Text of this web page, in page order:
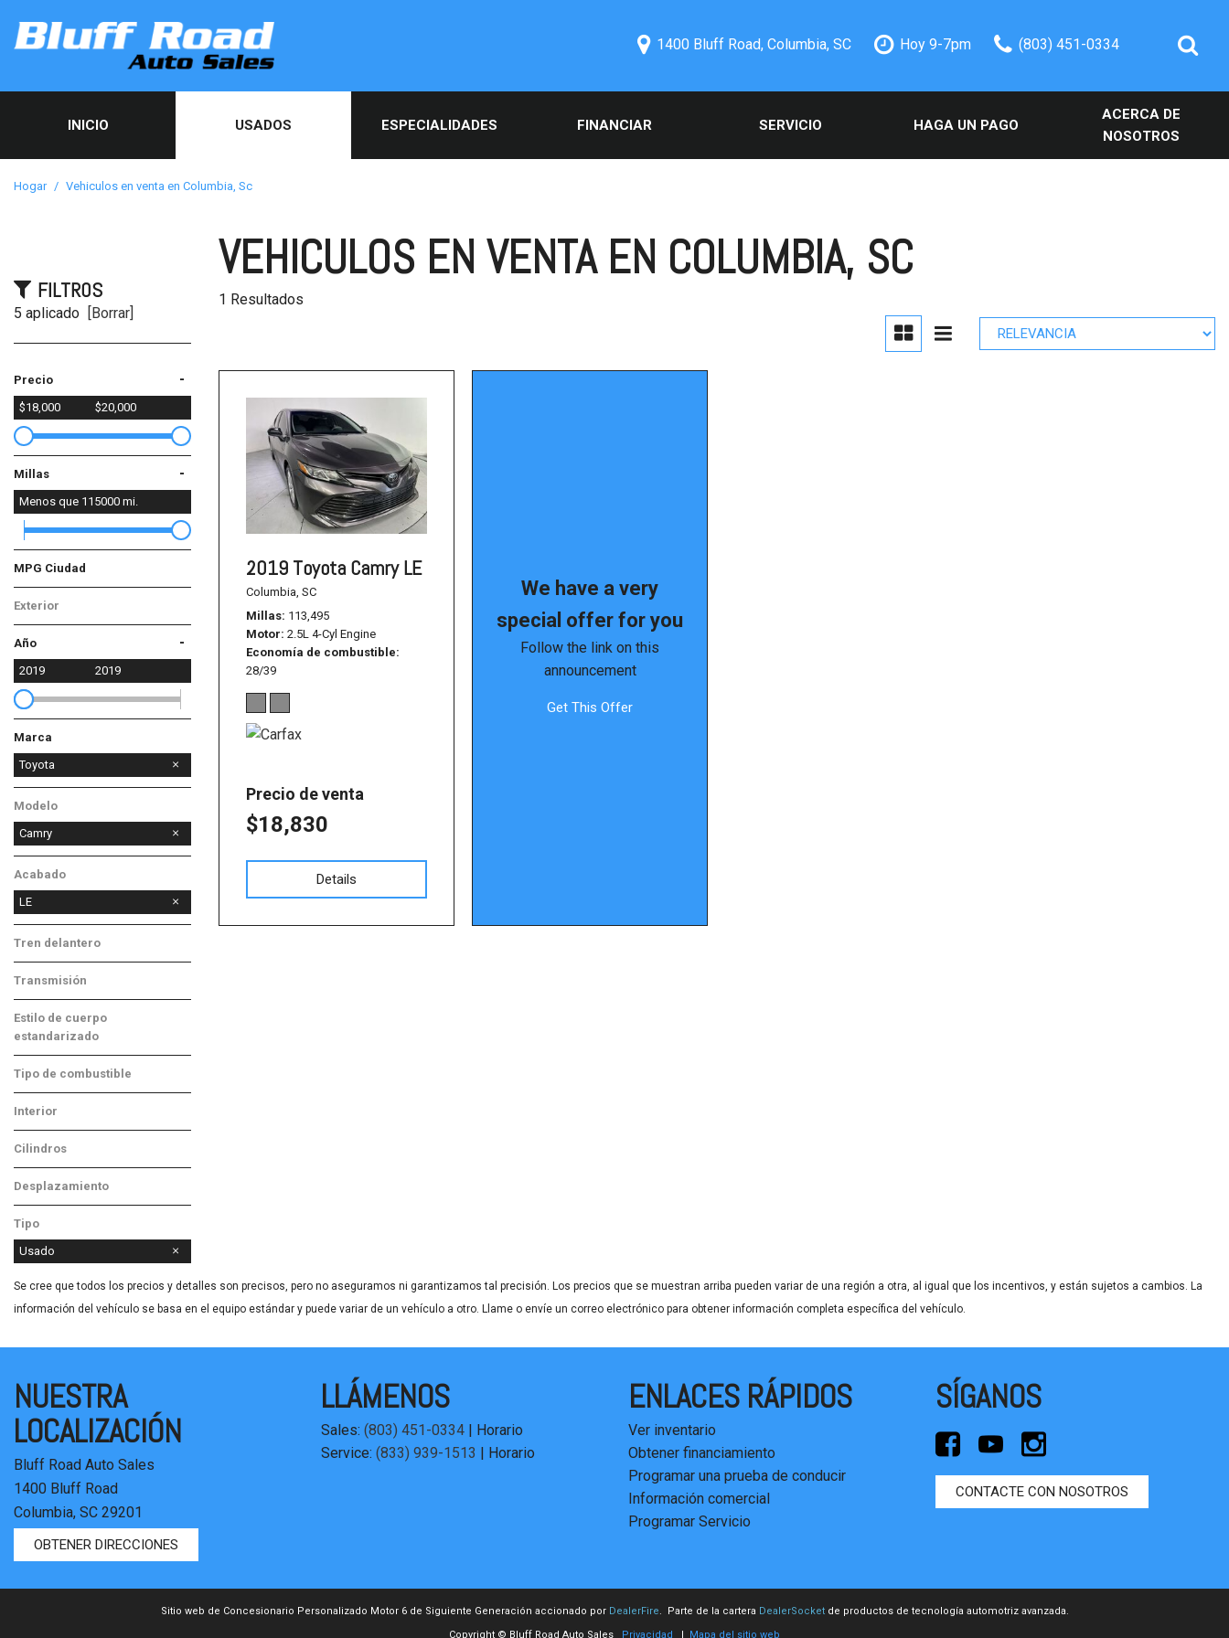
1400 Bluff Road, Columbia, SC Hoy 9-7pm (803) 451-0334
INICIO USADOS ESPECIALIDADES
Obtenga una pre-
aprobación de crédito en
línea en Columbia, SC
FINANCIAR
Programar una prueba de
conducir
SERVICIO
Servicios Especiales
HAGA UN PAGO
ACERCA DE
NOSOTROS
Hogar / Vehiculos en venta en Columbia, Sc
FILTROS
5 aplicado [Borrar]
Precio -
$18,000 $20,000
Millas -
Menos que 115000 mi.
MPG Ciudad
Exterior
Gris
Año
-
2019 2019
Marca
Dodge
Honda
Lincoln
Mazda
Nissan
Toyota
Modelo
Camry
Acabado
LE
Tren delantero
Tracción delantera
Transmisión
Automático
Estilo de cuerpo
estandarizado
Sedán
Tipo de combustible
Gasolina
Interior
Gris
Cilindros
Otros
Desplazamiento
Otros
Tipo
Usado
VEHICULOS EN VENTA EN COLUMBIA, SC
1 Resultados
2019 Toyota Camry LE
Columbia, SC
Millas 113,495
Motor 2.5L 4-Cyl Engine
Economía de combustible
28/39
Precio de venta
$18,830
Details
We have a very
special offer for you
Follow the link on this
announcement
Get This Offer
Se cree que todos los precios y detalles son precisos, pero no aseguramos ni garantizamos tal precisión. Los precios que se muestran arriba pueden variar de una región a otra, al igual que los incentivos, y están sujetos a cambios. La
información del vehículo se basa en el equipo estándar y puede variar de un vehículo a otro. Llame o envíe un correo electrónico para obtener información completa específica del vehículo.
NUESTRA
LOCALIZACIÓN
Bluff Road Auto Sales
1400 Bluff Road
Columbia, SC 29201
OBTENER DIRECCIONES
LLÁMENOS
Sales: (803) 451-0334 | Horario
Service: (833) 939-1513 | Horario
ENLACES RÁPIDOS
Ver inventario
Obtener financiamiento
Programar una prueba de conducir
Información comercial
Programar Servicio
SÍGANOS
CONTACTE CON NOSOTROS
Sitio web de Concesionario Personalizado Motor 6 de Siguiente Generación accionado por DealerFire. Parte de la cartera DealerSocketde productos de tecnología automotriz avanzada.
Copyright © Bluff Road Auto Sales
Privacidad | Mapa del sitio web